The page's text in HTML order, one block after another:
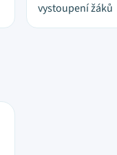
vystoupení žáků